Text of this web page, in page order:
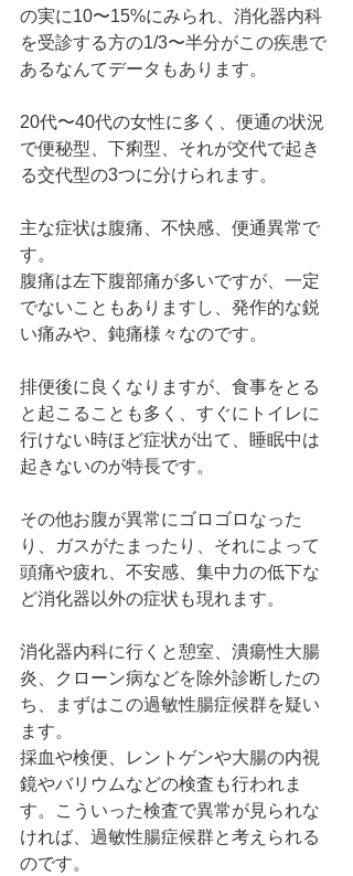
の実に10〜15%にみられ、消化器内科
を受診する方の1/3〜半分がこの疾患で
あるなんてデータもあります。
20代〜40代の女性に多く、便通の状況
で便秘型、下痢型、それが交代で起き
る交代型の3つに分けられます。
主な症状は腹痛、不快感、便通異常で
す。
腹痛は左下腹部痛が多いですが、一定
でないこともありますし、発作的な鋭
い痛みや、鈍痛様々なのです。
排便後に良くなりますが、食事をとる
と起こることも多く、すぐにトイレに
行けない時ほど症状が出て、睡眠中は
起きないのが特長です。
その他お腹が異常にゴロゴロなった
り、ガスがたまったり、それによって
頭痛や疲れ、不安感、集中力の低下な
ど消化器以外の症状も現れます。
消化器内科に行くと憩室、潰瘍性大腸
炎、クローン病などを除外診断したの
ち、まずはこの過敏性腸症候群を疑い
ます。
採血や検便、レントゲンや大腸の内視
鏡やバリウムなどの検査も行われま
す。こういった検査で異常が見られな
ければ、過敏性腸症候群と考えられる
のです。